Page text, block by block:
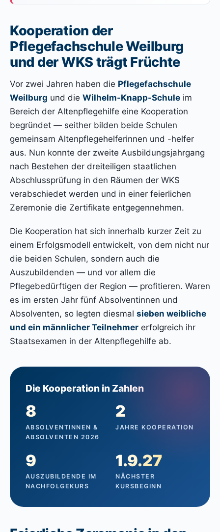
Kooperation der
Pflegefachschule Weilburg
und der WKS trägt Früchte
Vor zwei Jahren haben die Pflegefachschule
Weilburg und die Wilhelm-Knapp-Schule im
Bereich der Altenpflegehilfe eine Kooperation
begründet — seither bilden beide Schulen
gemeinsam Altenpflegehelferinnen und -helfer
aus. Nun konnte der zweite Ausbildungsjahrgang
nach Bestehen der dreiteiligen staatlichen
Abschlussprüfung in den Räumen der WKS
verabschiedet werden und in einer feierlichen
Zeremonie die Zertifikate entgegennehmen.
Die Kooperation hat sich innerhalb kurzer Zeit zu
einem Erfolgsmodell entwickelt, von dem nicht nur
die beiden Schulen, sondern auch die
Auszubildenden — und vor allem die
Pflegebedürftigen der Region — profitieren. Waren
es im ersten Jahr fünf Absolventinnen und
Absolventen, so legten diesmal sieben weibliche
und ein männlicher Teilnehmer erfolgreich ihr
Staatsexamen in der Altenpflegehilfe ab.
Die Kooperation in Zahlen
8
ABSOLVENTINNEN &
ABSOLVENTEN 2026
2
JAHRE KOOPERATION
9
AUSZUBILDENDE IM
NACHFOLGEKURS
1.9.27
NÄCHSTER
KURSBEGINN